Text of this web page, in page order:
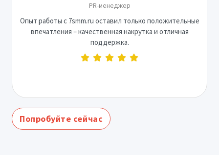
PR-менеджер
Опыт работы с 7smm.ru оставил только положительные
впечатления – качественная накрутка и отличная
поддержка.
Попробуйте сейчас